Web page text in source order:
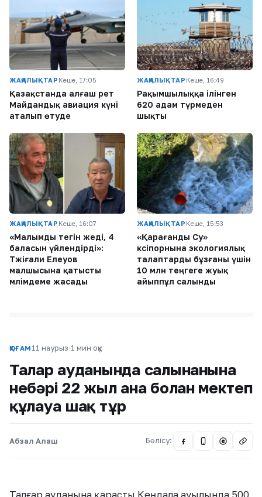
ЖАҢАЛЫҚТАР Кеше, 17:05
Қазақстанда алғаш рет
Майдандық авиация күні
аталып өтуде
ЖАҢАЛЫҚТАР Кеше, 16:49
Рақымшылыққа ілінген
620 адам түрмеден
шықты
ЖАҢАЛЫҚТАР Кеше, 16:07
«Малымды тегін жеді, 4
баласын үйлендірді»:
Тәжіғали Елеуов
малшысына қатысты
мәлімдеме жасады
ЖАҢАЛЫҚТАР Кеше, 15:53
«Қарағанды Су»
кәсіпорнына экологиялық
талаптарды бұзғаны үшін
10 млн теңгеге жуық
айыппұл салынды
ҚОҒАМ 11 наурыз·1 мин оқу
Талғар ауданында салынғанына
небәрі 22 жыл ғана болған мектеп
құлауға шақ тұр
Абзал Алаш Бөлісу: @